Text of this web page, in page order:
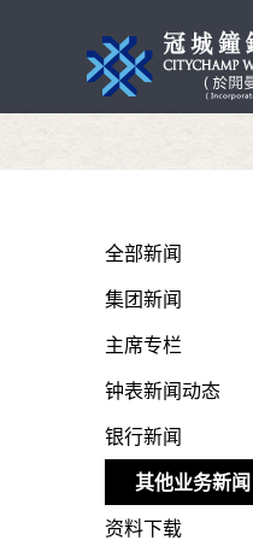
全部新闻
集团新闻
主席专栏
钟表新闻动态
银行新闻
其他业务新闻
资料下载